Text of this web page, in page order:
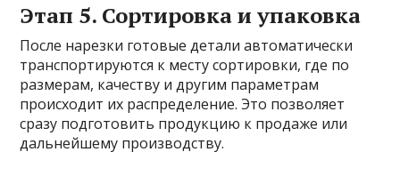
Этап 5. Сортировка и упаковка
После нарезки готовые детали автоматически
транспортируются к месту сортировки, где по
размерам, качеству и другим параметрам
происходит их распределение. Это позволяет
сразу подготовить продукцию к продаже или
дальнейшему производству.